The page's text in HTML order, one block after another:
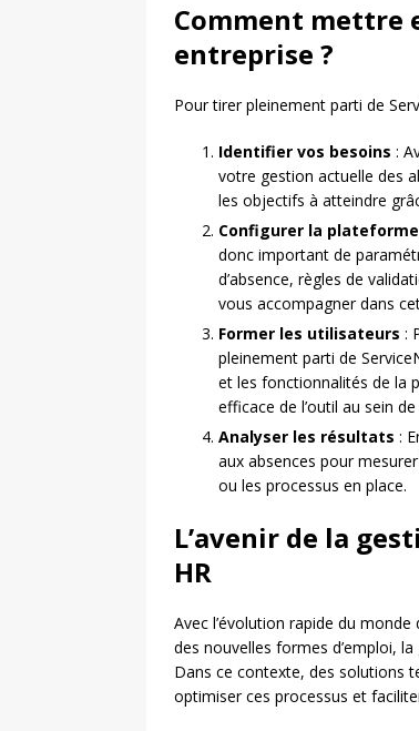
Comment mettre
entreprise ?
Pour tirer pleinement parti de
Identifier vos besoins :
votre gestion actuelle des
les objectifs à atteindre
Configurer la plateforme
donc important de
d’absence, règles de
vous accompagner dans
Former les utilisateurs :
pleinement parti de
et les fonctionnalités de la
efficace de l’outil au sein
Analyser les résultats :
aux absences pour
ou les processus en place.
L’avenir de la
HR
Avec l’évolution rapide du
des nouvelles formes d’emploi,
Dans ce contexte, des solutions
optimiser ces processus et